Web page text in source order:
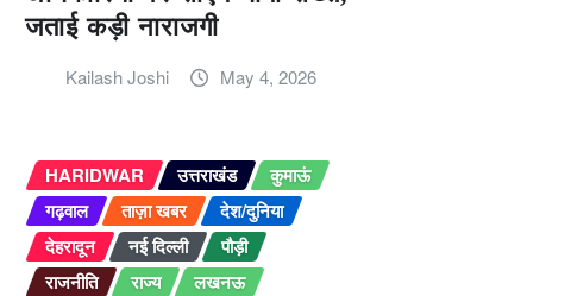
जताई कड़ी नाराजगी
Kailash Joshi May 4, 2026
HARIDWAR उत्तराखंड
कुमाऊं
गढ़वाल
ताज़ा खबर
देश/दुनिया
देहरादून
नई दिल्ली
पौड़ी
राजनीति
राज्य
लखनऊ